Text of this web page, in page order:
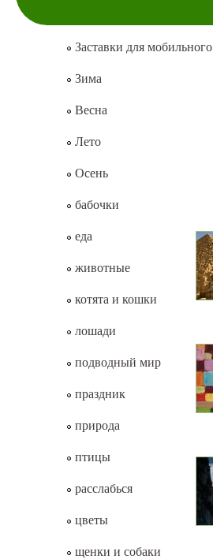
Заставки для мобильного
Зима
Весна
Лето
Осень
бабочки
еда
животные
котята и кошки
лошади
подводный мир
праздник
природа
птицы
расслабься
цветы
щенки и собаки